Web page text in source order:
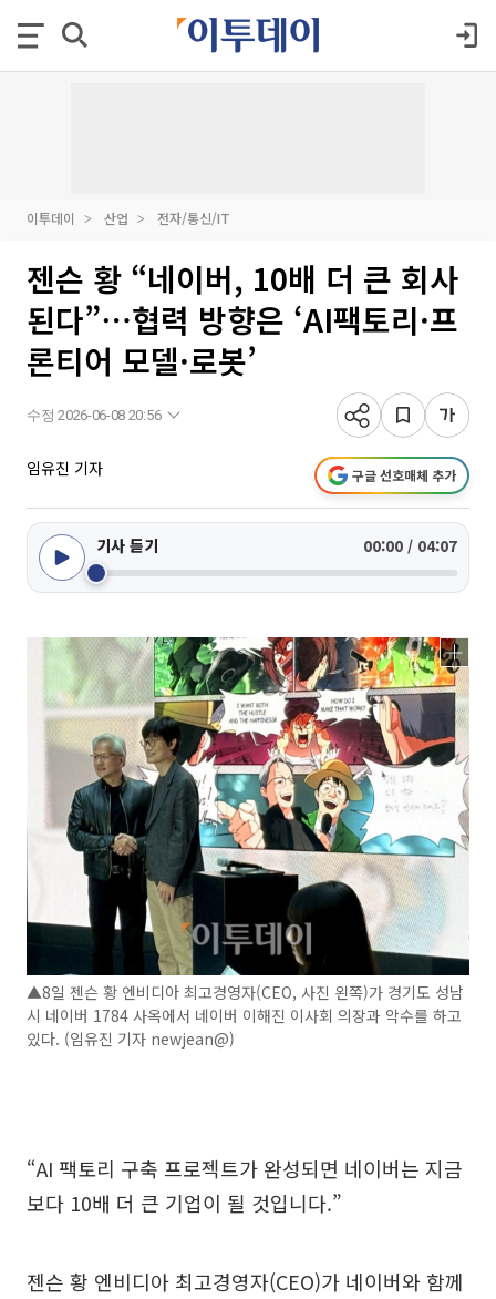
이투데이 산업 전자/통신/IT
젠슨 황 “네이버, 10배 더 큰 회사
된다”⋯협력 방향은 ‘AI팩토리·프
론티어 모델·로봇’
수정 2026-06-08 20:56
임유진 기자 구글 선호매체 추가
기사 듣기 00:00 / 04:07
▲8일 젠슨 황 엔비디아 최고경영자(CEO, 사진 왼쪽)가 경기도 성남
시 네이버 1784 사옥에서 네이버 이해진 이사회 의장과 악수를 하고
있다. (임유진 기자 newjean@)
“AI 팩토리 구축 프로젝트가 완성되면 네이버는 지금
보다 10배 더 큰 기업이 될 것입니다.”
젠슨 황 엔비디아 최고경영자(CEO)가 네이버와 함께